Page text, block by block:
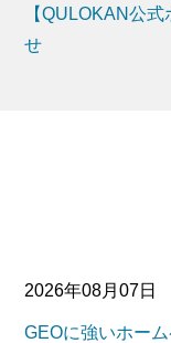
【QULOKAN公
せ
2026年08月07日
GEOに強いホー